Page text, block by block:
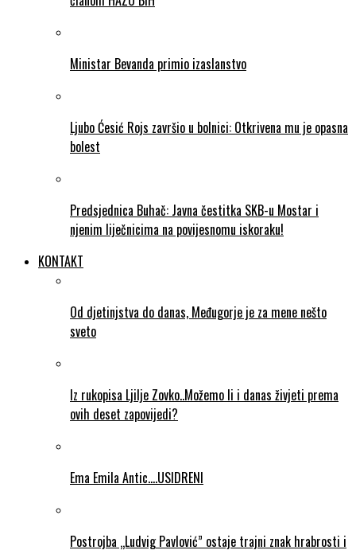
Ministar Bevanda primio izaslanstvo
Ljubo Ćesić Rojs završio u bolnici: Otkrivena mu je opasna
bolest
Predsjednica Buhač: Javna čestitka SKB-u Mostar i
njenim liječnicima na povijesnomu iskoraku!
KONTAKT
Od djetinjstva do danas, Međugorje je za mene nešto
sveto
Iz rukopisa Ljilje Zovko..Možemo li i danas živjeti prema
ovih deset zapovijedi?
Ema Emila Antic….USIDRENI
Postrojba „Ludvig Pavlović” ostaje trajni znak hrabrosti i